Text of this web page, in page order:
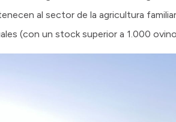
al sector de la agricultura
(con un stock superior a 1.000